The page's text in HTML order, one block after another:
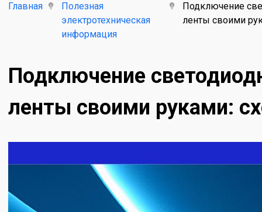
Главная
Полезная
электротехническая
информация
Подключение
ленты своими
Подключение
ленты своими руками: